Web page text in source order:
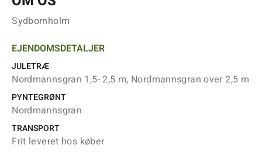
Sydbornholm
EJENDOMSDETALJER
JULETRÆ
Nordmannsgran 1,5- 2,5 m, Nordmannsgran over 2,5 m
PYNTEGRØNT
Nordmannsgran
TRANSPORT
Frit leveret hos køber